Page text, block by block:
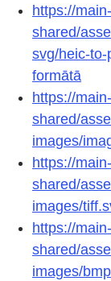
https://
shared/
svg/heic-to-
formātā
https://
shared/
images/
https://
shared/
images/
https://
shared/
images/